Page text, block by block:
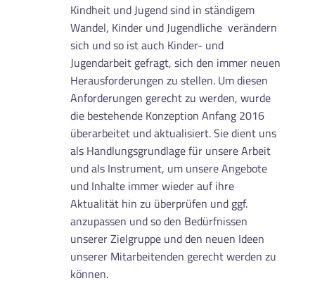
Kindheit und Jugend sind in ständigem
Wandel, Kinder und Jugendliche verändern
sich und so ist auch Kinder- und
Jugendarbeit gefragt, sich den immer neuen
Herausforderungen zu stellen. Um diesen
Anforderungen gerecht zu werden, wurde
die bestehende Konzeption Anfang 2016
überarbeitet und aktualisiert. Sie dient uns
als Handlungsgrundlage für unsere Arbeit
und als Instrument, um unsere Angebote
und Inhalte immer wieder auf ihre
Aktualität hin zu überprüfen und ggf.
anzupassen und so den Bedürfnissen
unserer Zielgruppe und den neuen Ideen
unserer Mitarbeitenden gerecht werden zu
können.